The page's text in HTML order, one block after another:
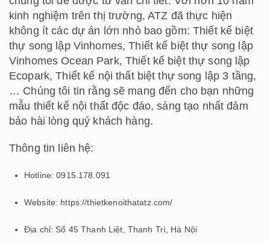
kinh nghiệm trên thị trường, ATZ đã thực hiện
không ít các dự án lớn nhỏ bao gồm: Thiết kế biệt
thự song lập Vinhomes, Thiết kế biệt thự song lập
Vinhomes Ocean Park, Thiết kế biệt thự song lập
Ecopark, Thiết kế nội thất biệt thự song lập 3 tầng,
… Chúng tôi tin rằng sẽ mang đến cho bạn những
mẫu thiết kế nội thất độc đáo, sáng tạo nhất đảm
bảo hài lòng quý khách hàng.
Thông tin liên hệ:
Hotline: 0915.178.091
Website: https://thietkenoithatatz.com/
Địa chỉ: Số 45 Thanh Liệt, Thanh Trì, Hà Nội